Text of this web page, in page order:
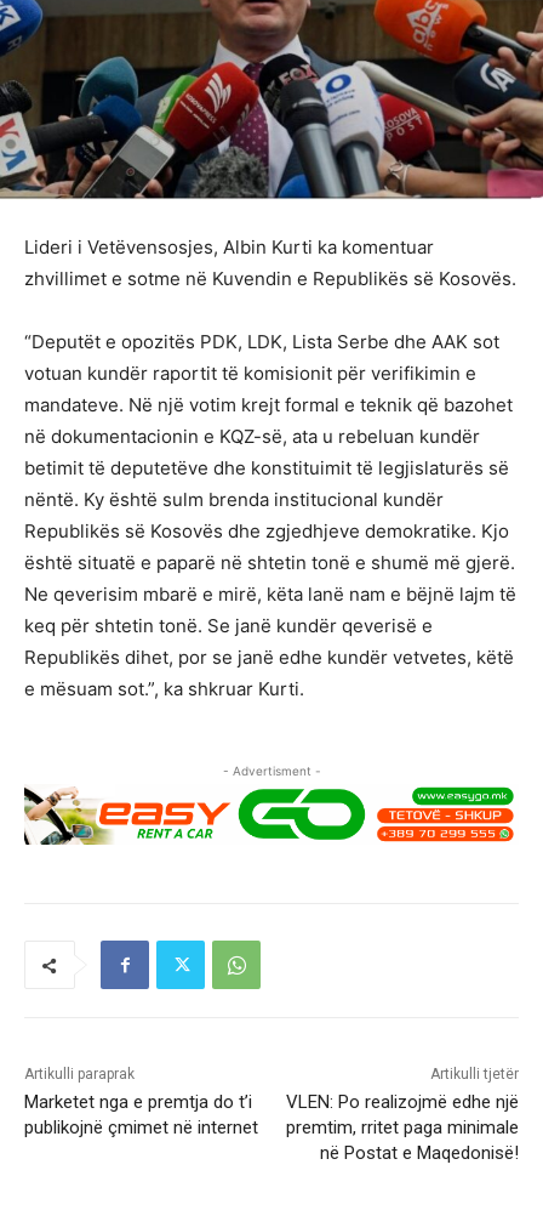
Lideri i Vetëvensosjes, Albin Kurti ka komentuar
zhvillimet e sotme në Kuvendin e Republikës së Kosovës.
“Deputët e opozitës PDK, LDK, Lista Serbe dhe AAK sot
votuan kundër raportit të komisionit për verifikimin e
mandateve. Në një votim krejt formal e teknik që bazohet
në dokumentacionin e KQZ-së, ata u rebeluan kundër
betimit të deputetëve dhe konstituimit të legjislaturës së
nëntë. Ky është sulm brenda institucional kundër
Republikës së Kosovës dhe zgjedhjeve demokratike. Kjo
është situatë e paparë në shtetin tonë e shumë më gjerë.
Ne qeverisim mbarë e mirë, këta lanë nam e bëjnë lajm të
keq për shtetin tonë. Se janë kundër qeverisë e
Republikës dihet, por se janë edhe kundër vetvetes, këtë
e mësuam sot.”, ka shkruar Kurti.
- Advertisment -
Artikulli paraprak
Marketet nga e premtja do t’i
publikojnë çmimet në internet
Artikulli tjetër
VLEN: Po realizojmë edhe një
premtim, rritet paga minimale
në Postat e Maqedonisë!